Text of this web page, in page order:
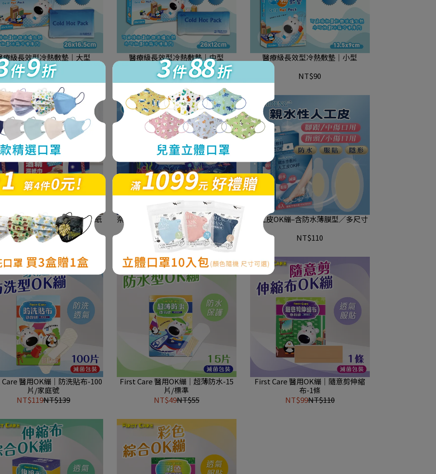
療級長效型冷熱敷墊｜大型
NT$250
醫療級長效型冷熱敷墊｜中型
NT$150
醫療級長效型冷熱敷墊｜小型
NT$90
林｜75%酒精抗菌掀蓋式濕紙
巾60抽
NT$59NT$69
奈森克林｜加大款掀蓋式純水濕巾/海
洋鯨魚-80抽（手口臉適用）
NT$59NT$69
人工皮OK繃–含防水薄膜型∕多尺寸
NT$110
醫用OK繃｜防洗貼布-100
片/家庭號
NT$119NT$139
First Care 醫用OK繃｜超薄防水-15
片/標準
NT$49NT$55
First Care 醫用OK繃｜隨意剪伸縮
布-1條
NT$99NT$110